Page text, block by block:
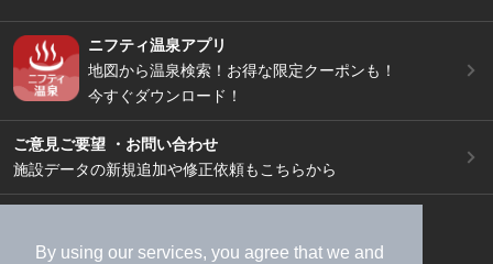
By using our services, you agree that we and
ニフティ温泉アプリ
地図から温泉検索！お得な限定クーポンも！
今すぐダウンロード！
ご意見ご要望 ・お問い合わせ
施設データの新規追加や修正依頼もこちらから
加盟店募集（資料請求）
広告出稿のご案内